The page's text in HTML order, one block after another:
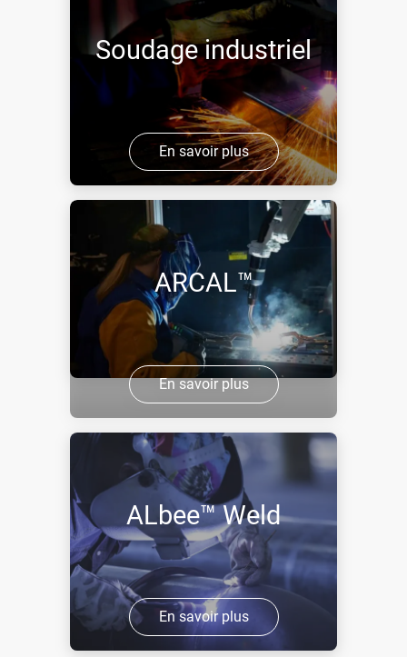
Soudage industriel
En savoir plus
ARCAL™
En savoir plus
ALbee™ Weld
En savoir plus